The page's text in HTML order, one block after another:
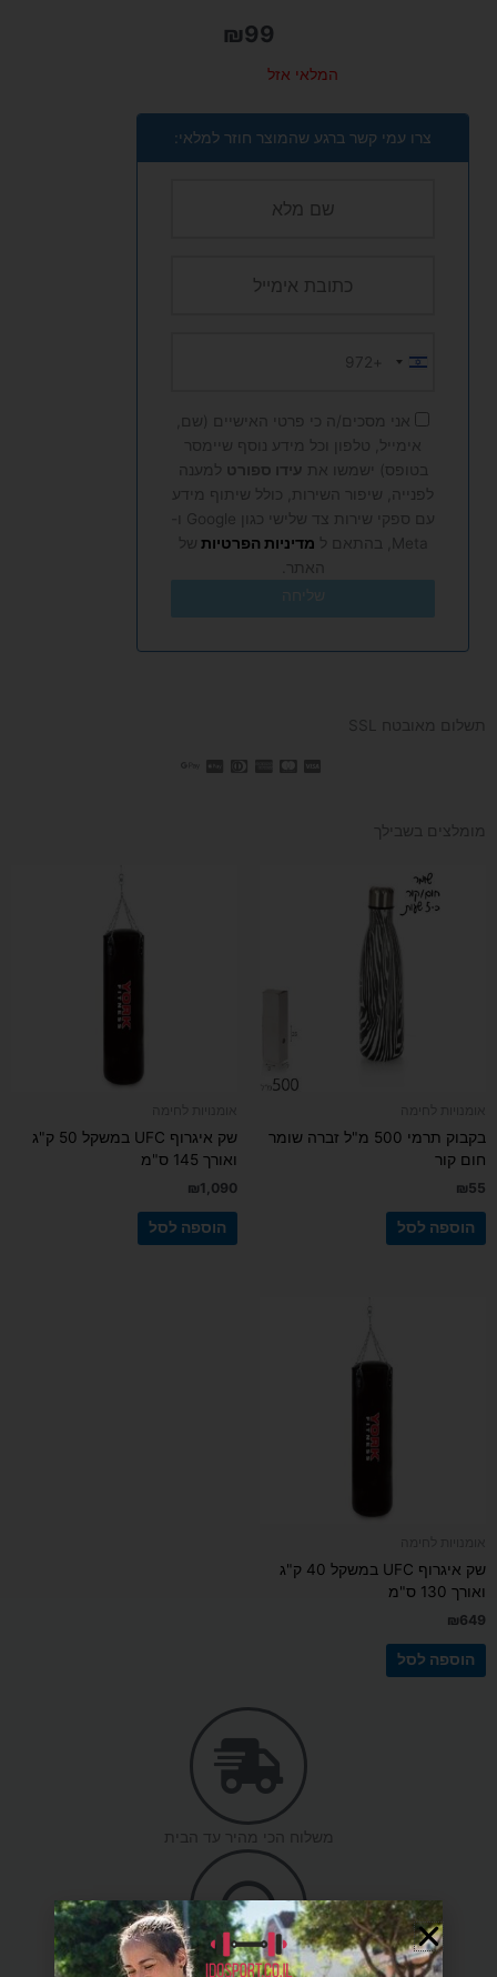
₪99
המלאי אזל
צרו עמי קשר ברגע שהמוצר חוזר למלאי:
Israel
+972
אני מסכים/ה כי פרטי האישיים (שם,
אימייל, טלפון וכל מידע נוסף שיימסר
בטופס) ישמשו את עידו ספורט למענה
לפנייה, שיפור השירות, כולל שיתוף מידע
Meta, בהתאם ל
מדיניות הפרטיות של
האתר.
שליחה
תשלום מאובטח SSL
מומלצים בשבילך
בקבוק תרמי 500 מ"ל זברה שומר
חום קור
₪55
הוספה לסל
שק איגרוף UFC במשקל 50 ק"ג
ואורך 145 ס"מ
₪1,090
הוספה לסל
שק איגרוף UFC במשקל 40 ק"ג
ואורך 130 ס"מ
₪649
הוספה לסל
משלוח הכי מהיר עד הבית